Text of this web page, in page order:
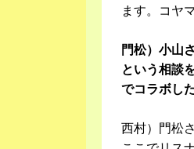
ます。コヤ
門松）小山
という相談
でコラボし
西村）門松